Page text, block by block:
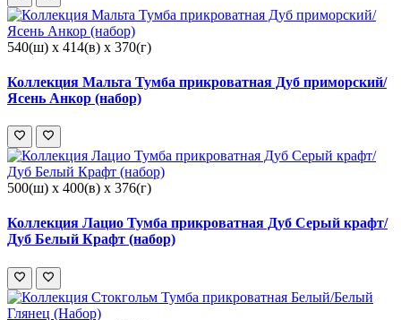
540(ш) x 414(в) x 370(г)
Коллекция Мальта Тумба прикроватная Дуб приморский/
Ясень Анкор (набор)
500(ш) x 400(в) x 376(г)
Коллекция Лацио Тумба прикроватная Дуб Серый крафт/
Дуб Белый Крафт (набор)